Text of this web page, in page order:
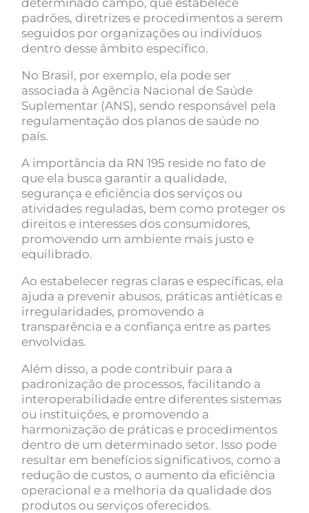
padrões, diretrizes e procedimentos a serem
seguidos por organizações ou indivíduos
dentro desse âmbito específico.
No Brasil, por exemplo, ela pode ser
associada à Agência Nacional de Saúde
Suplementar (ANS), sendo responsável pela
regulamentação dos planos de saúde no
país.
A importância da RN 195 reside no fato de
que ela busca garantir a qualidade,
segurança e eficiência dos serviços ou
atividades reguladas, bem como proteger os
direitos e interesses dos consumidores,
promovendo um ambiente mais justo e
equilibrado.
Ao estabelecer regras claras e específicas, ela
ajuda a prevenir abusos, práticas antiéticas e
irregularidades, promovendo a
transparência e a confiança entre as partes
envolvidas.
Além disso, a pode contribuir para a
padronização de processos, facilitando a
interoperabilidade entre diferentes sistemas
ou instituições, e promovendo a
harmonização de práticas e procedimentos
dentro de um determinado setor. Isso pode
resultar em benefícios significativos, como a
redução de custos, o aumento da eficiência
operacional e a melhoria da qualidade dos
produtos ou serviços oferecidos.